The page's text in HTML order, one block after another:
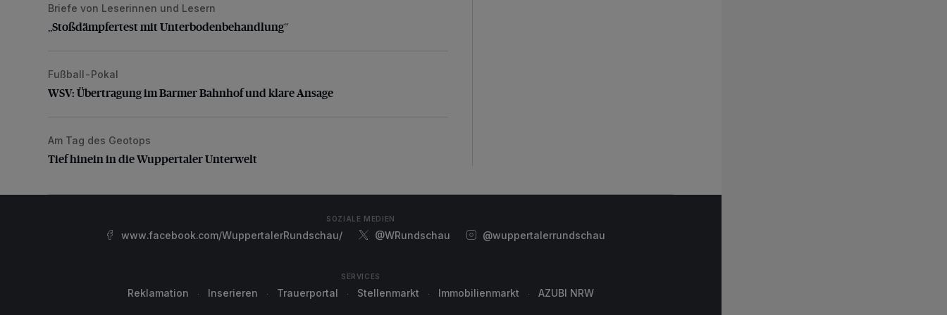
„Stoßdämpfertest mit Unterbodenbehandlung“
Briefe von Leserinnen und Lesern
„Stoßdämpfertest mit Unterbodenbehandlung“
WSV: Übertragung im Barmer Bahnhof und klare Ansage
Fußball-Pokal
WSV: Übertragung im Barmer Bahnhof und klare Ansage
Tief hinein in die Wuppertaler Unterwelt
Am Tag des Geotops
Tief hinein in die Wuppertaler Unterwelt
SOZIALE MEDIEN
www.facebook.com/WuppertalerRundschau/ @WRundschau @wuppertalerrundschau
SERVICES
Reklamation Inserieren Trauerportal Stellenmarkt Immobilienmarkt AZUBI NRW